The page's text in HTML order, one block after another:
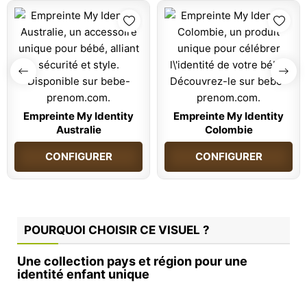
Empreinte My Identity
Australie
CONFIGURER
Empreinte My Identity
Colombie
CONFIGURER
POURQUOI CHOISIR CE VISUEL ?
Une collection pays et région pour une
identité enfant unique